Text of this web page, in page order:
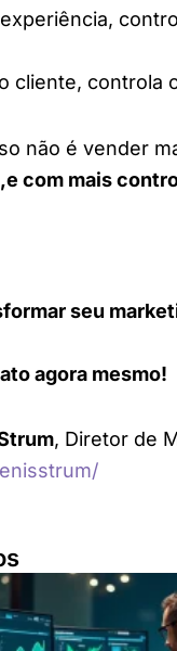
cliente, controla
não é vender
com mais
seu
agora mesmo!
, Diretor de